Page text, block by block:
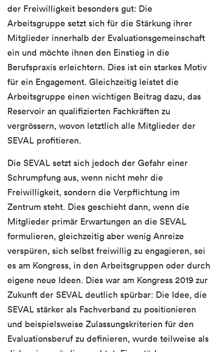
der Freiwilligkeit besonders gut: Die
Arbeitsgruppe setzt sich für die Stärkung ihrer
Mitglieder innerhalb der Evaluationsgemeinschaft
ein und möchte ihnen den Einstieg in die
Berufspraxis erleichtern. Dies ist ein starkes Motiv
für ein Engagement. Gleichzeitig leistet die
Arbeitsgruppe einen wichtigen Beitrag dazu, das
Reservoir an qualifizierten Fachkräften zu
vergrössern, wovon letztlich alle Mitglieder der
SEVAL profitieren.
Die SEVAL setzt sich jedoch der Gefahr einer
Schrumpfung aus, wenn nicht mehr die
Freiwilligkeit, sondern die Verpflichtung im
Zentrum steht. Dies geschieht dann, wenn die
Mitglieder primär Erwartungen an die SEVAL
formulieren, gleichzeitig aber wenig Anreize
verspüren, sich selbst freiwillig zu engagieren, sei
es am Kongress, in den Arbeitsgruppen oder durch
eigene neue Ideen. Dies war am Kongress 2019 zur
Zukunft der SEVAL deutlich spürbar: Die Idee, die
SEVAL stärker als Fachverband zu positionieren
und beispielsweise Zulassungskriterien für den
Evaluationsberuf zu definieren, wurde teilweise als